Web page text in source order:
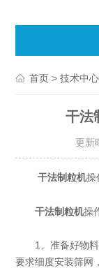
首页 >技术中心
干法
更新
干法制粒机操
干法制粒机操
1、准备好物料
要求细度安装筛网